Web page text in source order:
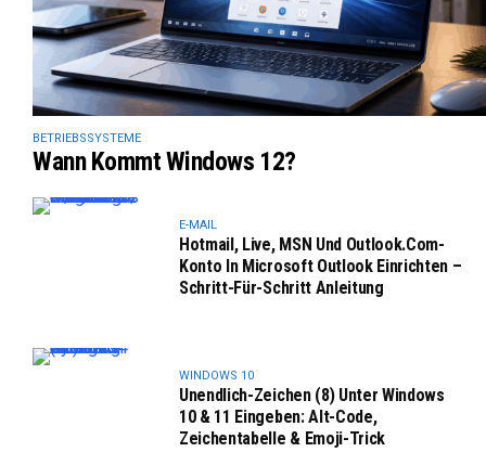
BETRIEBSSYSTEME
Wann Kommt Windows 12?
E-MAIL
Hotmail, Live, MSN Und Outlook.com-
Konto In Microsoft Outlook Einrichten –
Schritt-Für-Schritt Anleitung
WINDOWS 10
Unendlich-Zeichen (8) Unter Windows
10 & 11 Eingeben: Alt-Code,
Zeichentabelle & Emoji-Trick